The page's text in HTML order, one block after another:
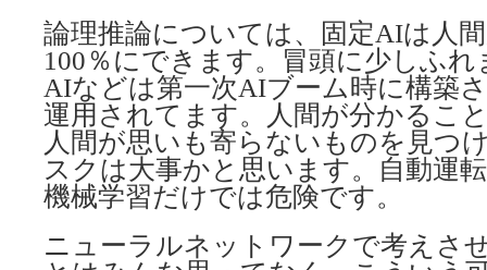
論理推論については、固定AIは人
100％にできます。冒頭に少しふ
AIなどは第一次AIブーム時に構築
運用されてます。人間が分かるこ
人間が思いも寄らないものを見つ
スクは大事かと思います。自動運
機械学習だけでは危険です。
ニューラルネットワークで考えさ